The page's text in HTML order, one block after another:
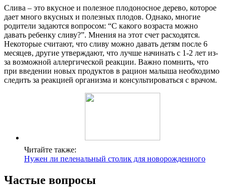
Слива – это вкусное и полезное плодоносное дерево, которое
дает много вкусных и полезных плодов. Однако, многие
родители задаются вопросом: “С какого возраста можно
давать ребенку сливу?”. Мнения на этот счет расходятся.
Некоторые считают, что сливу можно давать детям после 6
месяцев, другие утверждают, что лучше начинать с 1-2 лет из-
за возможной аллергической реакции. Важно помнить, что
при введении новых продуктов в рацион малыша необходимо
следить за реакцией организма и консультироваться с врачом.
Читайте также:
Нужен ли пеленальный столик для новорожденного
Частые вопросы